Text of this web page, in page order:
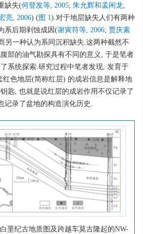
缺失(何登发等, 2005; 朱允辉和孟闲龙,
亮, 2006) (图 1).对于地层缺失人们有两种
系后期剥蚀成因(谢寅符等, 2006; 贾庆素
另一种认为系同沉积缺失.这两种截然不
部的油气勘探具有不同的意义, 于是笔者
系统探索.研究过程中笔者发现, 发育于
红色地层(简称红层) 的成岩信息是解释地
匙, 也就是说红层的成岩作用不仅记录了
记录了盆地的构造演化历史.
垩纪古地质图及跨越车莫古隆起的NW-